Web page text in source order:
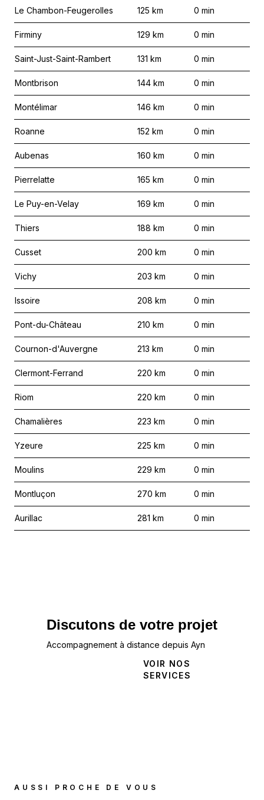
Le Chambon-Feugerolles 125 km 0 min
Firminy 129 km 0 min
Saint-Just-Saint-Rambert 131 km 0 min
Montbrison 144 km 0 min
Montélimar 146 km 0 min
Roanne 152 km 0 min
Aubenas 160 km 0 min
Pierrelatte 165 km 0 min
Le Puy-en-Velay 169 km 0 min
Thiers 188 km 0 min
Cusset 200 km 0 min
Vichy 203 km 0 min
Issoire 208 km 0 min
Pont-du-Château 210 km 0 min
Cournon-d'Auvergne 213 km 0 min
Clermont-Ferrand 220 km 0 min
Riom 220 km 0 min
Chamalières 223 km 0 min
Yzeure 225 km 0 min
Moulins 229 km 0 min
Montluçon 270 km 0 min
Aurillac 281 km 0 min
Discutons de votre projet
Accompagnement à distance depuis Ayn
VOIR NOS
SERVICES
AUSSI PROCHE DE VOUS